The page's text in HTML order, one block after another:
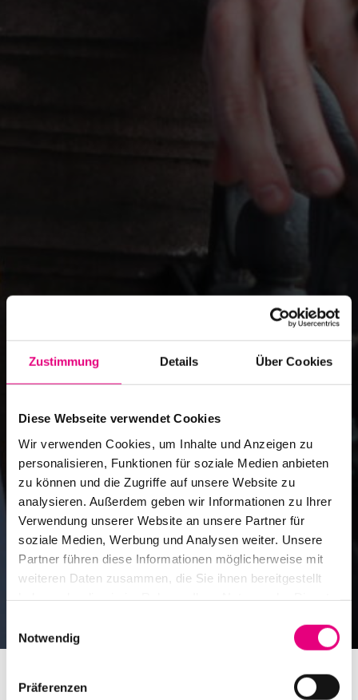
Zustimmung Details Über Cookies
Diese Webseite verwendet Cookies
Wir verwenden Cookies, um Inhalte und Anzeigen zu
personalisieren, Funktionen für soziale Medien anbieten
zu können und die Zugriffe auf unsere Website zu
analysieren. Außerdem geben wir Informationen zu Ihrer
Verwendung unserer Website an unsere Partner für
soziale Medien, Werbung und Analysen weiter. Unsere
Partner führen diese Informationen möglicherweise mit
weiteren Daten zusammen, die Sie ihnen bereitgestellt
Notwendig
Präferenzen